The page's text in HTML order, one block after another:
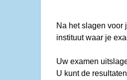
Na het slagen voor
instituut waar je
Uw examen
U kunt de